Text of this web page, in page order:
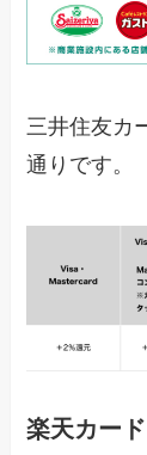
三井住友カ
通りです。
楽天カード